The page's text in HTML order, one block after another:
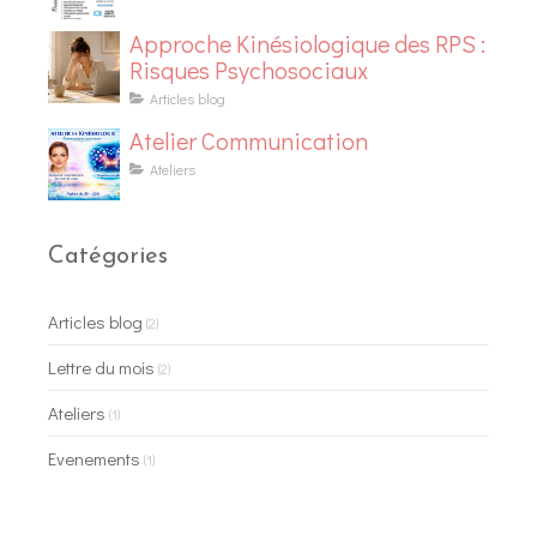
Approche Kinésiologique des RPS :
Risques Psychosociaux
Articles blog
Atelier Communication
Ateliers
Catégories
Articles blog (2)
Lettre du mois (2)
Ateliers (1)
Evenements (1)